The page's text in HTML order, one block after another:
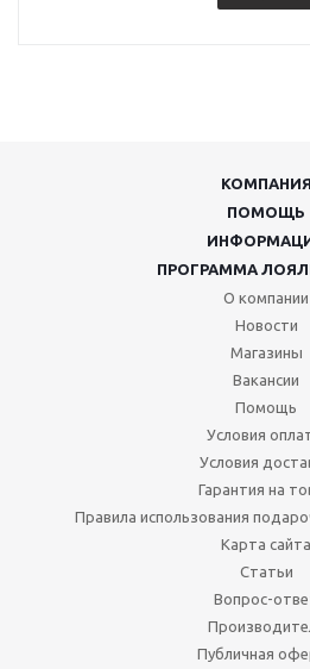
КОМПАНИЯ
ПОМОЩЬ
ПРОГРАММА
О компании
Новости
Магазины
Вакансии
Помощь
Условия
Условия
Гарантия на
Правила использования
Карта сайта
Статьи
Вопрос-
Публичная